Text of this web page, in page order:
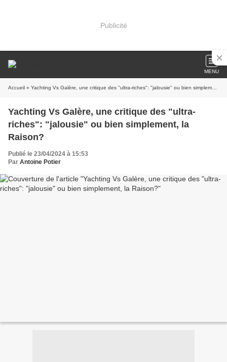
Publicité
MENU
Accueil » Yachting Vs Galère, une critique des "ultra-riches": "jalousie" ou bien simplement, la Raison?
Yachting Vs Galère, une critique des "ultra-
riches": "jalousie" ou bien simplement, la
Raison?
Publié le 23/04/2024 à 15:53
Par Antoine Potier